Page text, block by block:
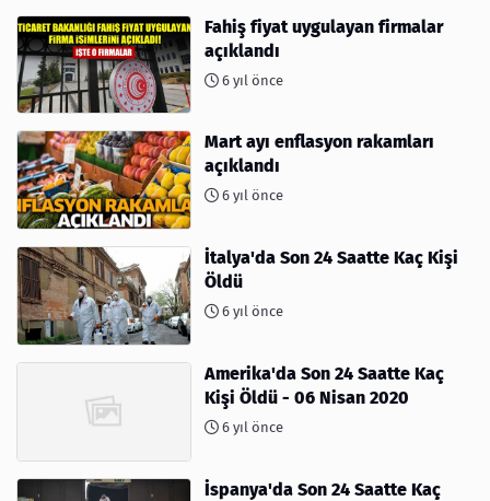
Fahiş fiyat uygulayan firmalar
açıklandı
6 yıl önce
Mart ayı enflasyon rakamları
açıklandı
6 yıl önce
İtalya'da Son 24 Saatte Kaç Kişi
Öldü
6 yıl önce
Amerika'da Son 24 Saatte Kaç
Kişi Öldü - 06 Nisan 2020
6 yıl önce
İspanya'da Son 24 Saatte Kaç